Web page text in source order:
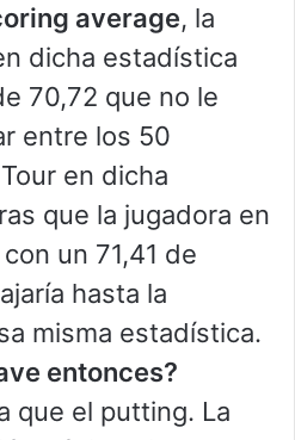
average, la
dicha estadística
70,72 que no le
entre los 50
en dicha
que la jugadora en
un 71,41 de
hasta la
misma estadística.
entonces?
que el putting. La